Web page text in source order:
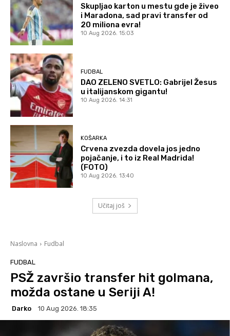
Skupljao karton u mestu gde je živeo
i Maradona, sad pravi transfer od
20 miliona evra!
10 Aug 2026. 15:03
FUDBAL
DAO ZELENO SVETLO: Gabrijel Žesus
u italijanskom gigantu!
10 Aug 2026. 14:31
KOŠARKA
Crvena zvezda dovela jos jedno
pojačanje, i to iz Real Madrida!
(FOTO)
10 Aug 2026. 13:40
Učitaj još